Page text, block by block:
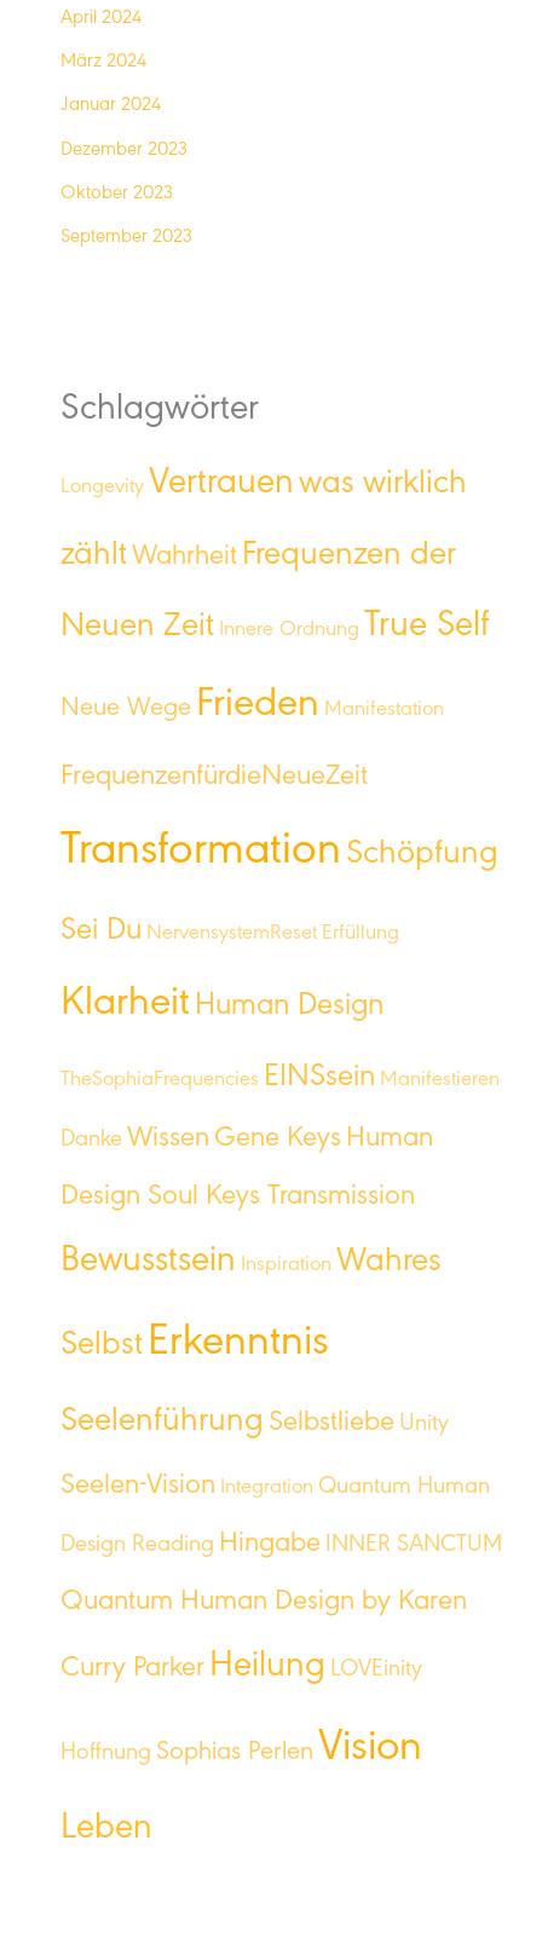
April 2024
März 2024
Januar 2024
Dezember 2023
Oktober 2023
September 2023
Schlagwörter
Longevity Vertrauen was wirklich
zählt Wahrheit Frequenzen der
Neuen Zeit Innere Ordnung True Self
Neue Wege Frieden Manifestation
FrequenzenfürdieNeueZeit
Transformation Schöpfung
Sei Du NervensystemReset Erfüllung
Klarheit Human Design
TheSophiaFrequencies EINSsein Manifestieren
Danke Wissen Gene Keys Human
Design Soul Keys Transmission
Bewusstsein Inspiration Wahres
Selbst Erkenntnis
Seelenführung Selbstliebe Unity
Seelen-Vision Integration Quantum Human
Design Reading Hingabe INNER SANCTUM
Quantum Human Design by Karen
Curry Parker Heilung LOVEinity
Hoffnung Sophias Perlen Vision
Leben